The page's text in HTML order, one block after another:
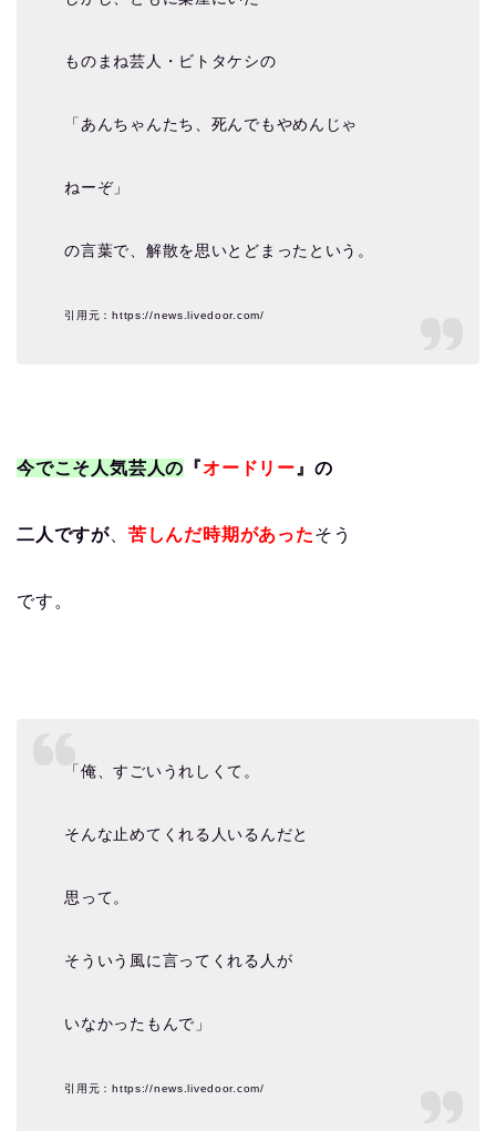
ものまね芸人・ビトタケシの
「あんちゃんたち、死んでもやめんじゃ
ねーぞ」
の言葉で、解散を思いとどまったという。
引用元：https://news.livedoor.com/
今でこそ人気芸人の 『 オードリー』の
二人ですが、 苦しんだ時期があったそう
です。
「俺、すごいうれしくて。
そんな止めてくれる人いるんだと
思って。
そういう風に言ってくれる人が
いなかったもんで」
引用元：https://news.livedoor.com/